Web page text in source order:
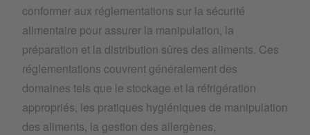
conformer aux réglementations sur la sécurité
alimentaire pour assurer la manipulation, la
préparation et la distribution sûres des aliments. Ces
réglementations couvrent généralement des
domaines tels que le stockage et la réfrigération
appropriés, les pratiques hygiéniques de manipulation
des aliments, la gestion des allergènes,